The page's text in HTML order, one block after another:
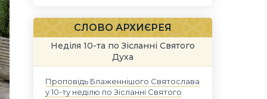
СЛОВО АРХИЄРЕЯ
Неділя 10-та по Зісланні Святого
Духа
Проповідь Блаженнішого Святослава
у 10-ту неділю по Зісланні Святого